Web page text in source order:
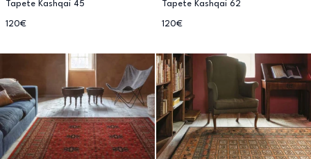
Tapete Kashqai 45
120€
Tapete Kashqai 62
120€